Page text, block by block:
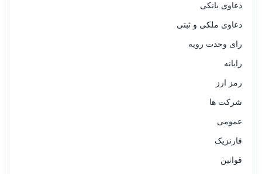
دعاوی بانکی
دعاوی ملکی و ثبتی
رای وحدت رویه
رایانه
رمز ارز
شرکت ها
عمومی
فارنزیک
قوانین